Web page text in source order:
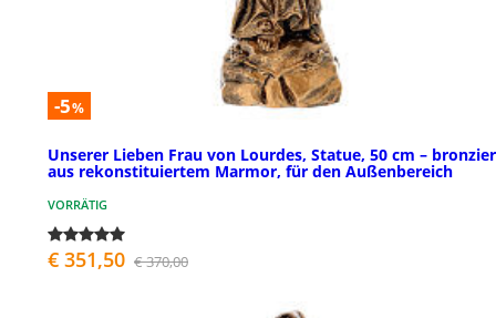
-5%
Unserer Lieben Frau von Lourdes, Statue, 50 cm –
aus rekonstituiertem Marmor, für den Außenbereich
VORRÄTIG
€ 351,50 € 370,00